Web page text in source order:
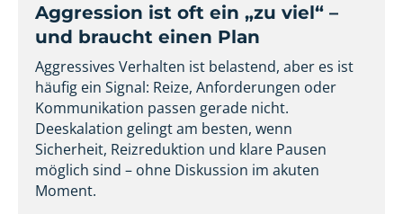
Aggression ist oft ein „zu viel“ –
und braucht einen Plan
Aggressives Verhalten ist belastend, aber es ist
häufig ein Signal: Reize, Anforderungen oder
Kommunikation passen gerade nicht.
Deeskalation gelingt am besten, wenn
Sicherheit, Reizreduktion und klare Pausen
möglich sind – ohne Diskussion im akuten
Moment.